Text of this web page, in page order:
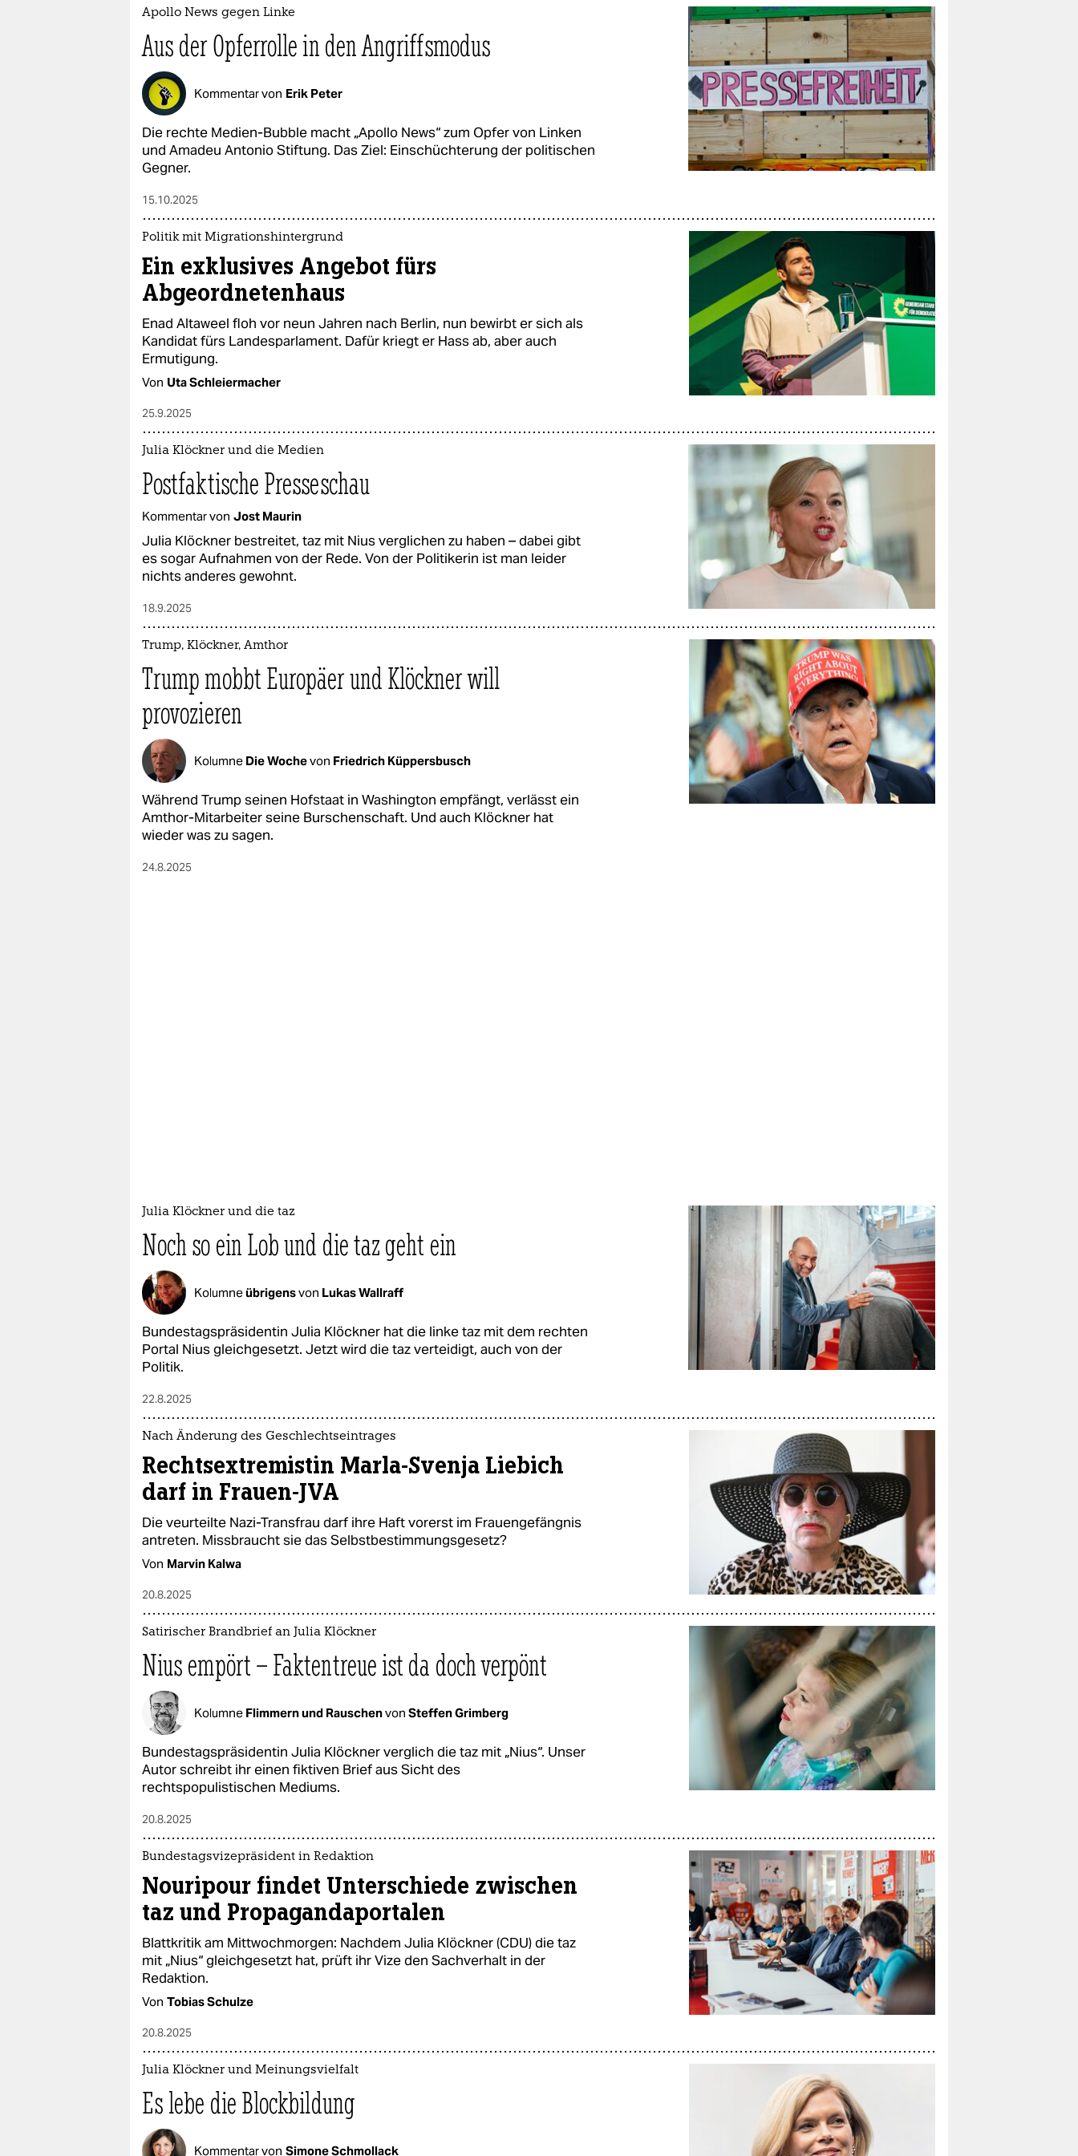
epaper login
Apollo News gegen Linke
Aus der Opferrolle in den Angriffsmodus
Kommentar von Erik Peter
Die rechte Medien-Bubble macht „Apollo News“ zum Opfer von Linken
und Amadeu Antonio Stiftung. Das Ziel: Einschüchterung der politischen
Gegner.
15.10.2025
Politik mit Migrationshintergrund
Ein exklusives Angebot fürs
Abgeordnetenhaus
Enad Altaweel floh vor neun Jahren nach Berlin, nun bewirbt er sich als
Kandidat fürs Landesparlament. Dafür kriegt er Hass ab, aber auch
Ermutigung.
Von Uta Schleiermacher
25.9.2025
Julia Klöckner und die Medien
Postfaktische Presseschau
Kommentar von Jost Maurin
Julia Klöckner bestreitet, taz mit Nius verglichen zu haben – dabei gibt
es sogar Aufnahmen von der Rede. Von der Politikerin ist man leider
nichts anderes gewohnt.
18.9.2025
Trump, Klöckner, Amthor
Trump mobbt Europäer und Klöckner will
provozieren
Kolumne Die Wochevon Friedrich Küppersbusch
Während Trump seinen Hofstaat in Washington empfängt, verlässt ein
Amthor-Mitarbeiter seine Burschenschaft. Und auch Klöckner hat
wieder was zu sagen.
24.8.2025
Julia Klöckner und die taz
Noch so ein Lob und die taz geht ein
Kolumneübrigensvon Lukas Wallraff
Bundestagspräsidentin Julia Klöckner hat die linke taz mit dem rechten
Portal Nius gleichgesetzt. Jetzt wird die taz verteidigt, auch von der
Politik.
22.8.2025
Nach Änderung des Geschlechtseintrages
Rechtsextremistin Marla-Svenja Liebich
darf in Frauen-JVA
Die veurteilte Nazi-Transfrau darf ihre Haft vorerst im Frauengefängnis
antreten. Missbraucht sie das Selbstbestimmungsgesetz?
Von Marvin Kalwa
20.8.2025
Satirischer Brandbrief an Julia Klöckner
Nius empört – Faktentreue ist da doch verpönt
Kolumne Flimmern und Rauschenvon Steffen Grimberg
Bundestagspräsidentin Julia Klöckner verglich die taz mit „Nius“. Unser
Autor schreibt ihr einen fiktiven Brief aus Sicht des
rechtspopulistischen Mediums.
20.8.2025
Bundestagsvizepräsident in Redaktion
Nouripour findet Unterschiede zwischen
taz und Propagandaportalen
Blattkritik am Mittwochmorgen: Nachdem Julia Klöckner (CDU) die taz
mit „Nius“ gleichgesetzt hat, prüft ihr Vize den Sachverhalt in der
Redaktion.
Von Tobias Schulze
20.8.2025
Julia Klöckner und Meinungsvielfalt
Es lebe die Blockbildung
Kommentar von Simone Schmollack